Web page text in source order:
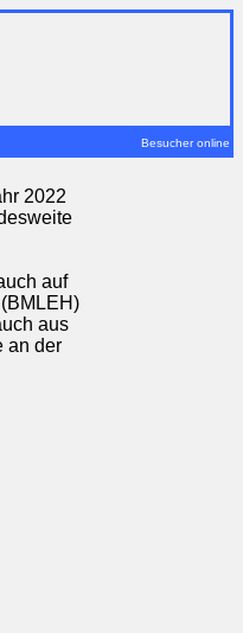
Besucher online
2022
auf
aus
an der